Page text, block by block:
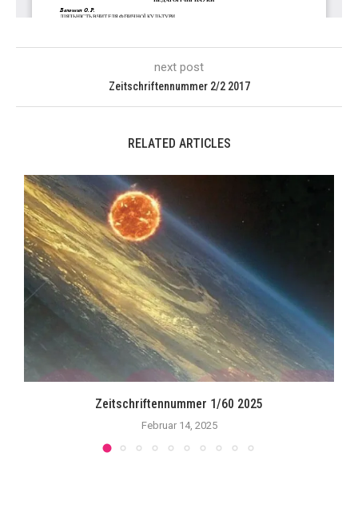
next post
Zeitschriftennummer 2/2 2017
RELATED ARTICLES
Zeitschriftennummer 1/60 2025
Februar 14, 2025